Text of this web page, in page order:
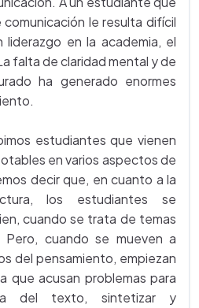
le resulta difícil
liderazgo en la academia, el
falta de claridad mental y de
ha generado enormes
estudiantes que vienen
en varios aspectos de
decir que, en cuanto a la
los estudiantes se
cuando se trata de temas
cuando se mueven a
del pensamiento, empiezan
que acusan problemas para
del texto, sintetizar y